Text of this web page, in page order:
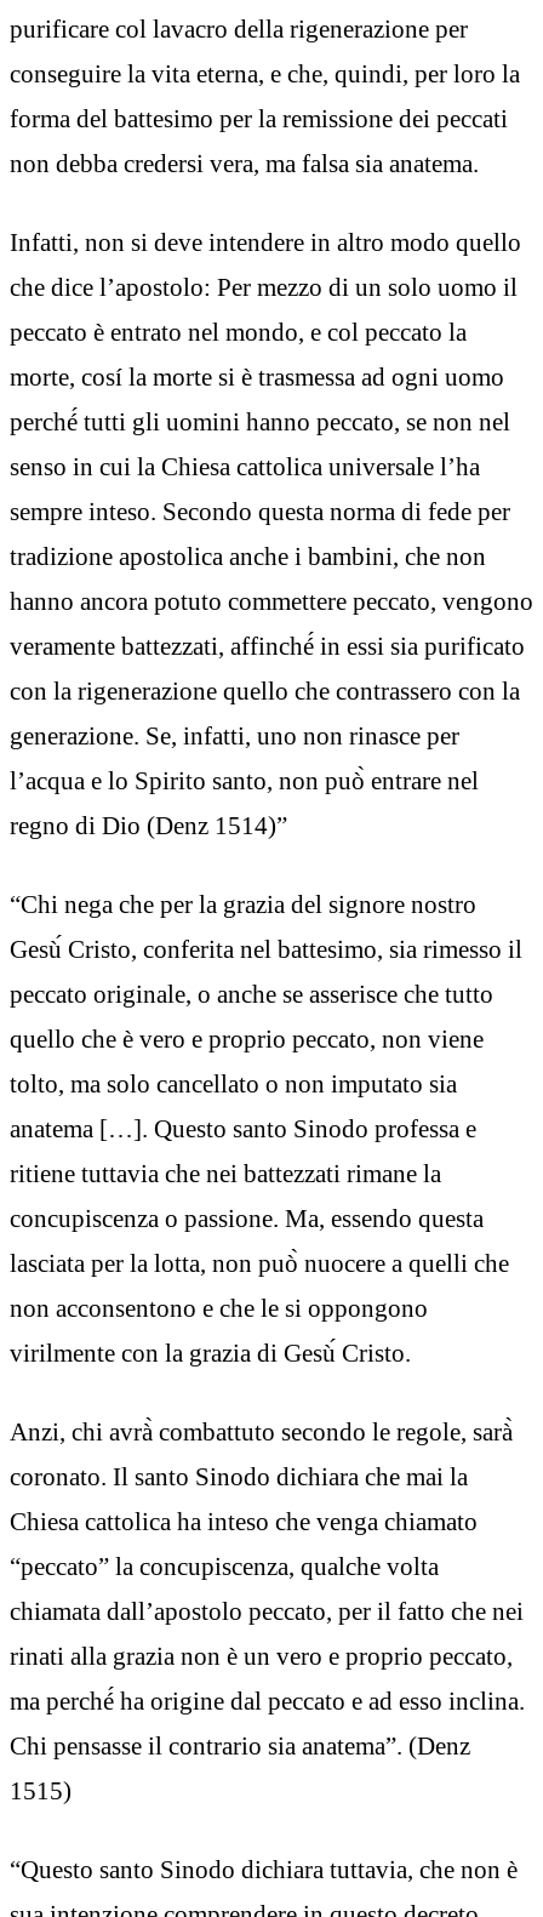
purificare col lavacro della rigenerazione per
conseguire la vita eterna, e che, quindi, per loro la
forma del battesimo per la remissione dei peccati
non debba credersi vera, ma falsa sia anatema.
Infatti, non si deve intendere in altro modo quello
che dice l’apostolo: Per mezzo di un solo uomo il
peccato è entrato nel mondo, e col peccato la
morte, cosí la morte si è trasmessa ad ogni uomo
perché́ tutti gli uomini hanno peccato, se non nel
senso in cui la Chiesa cattolica universale l’ha
sempre inteso. Secondo questa norma di fede per
tradizione apostolica anche i bambini, che non
hanno ancora potuto commettere peccato, vengono
veramente battezzati, affinché́ in essi sia purificato
con la rigenerazione quello che contrassero con la
generazione. Se, infatti, uno non rinasce per
l’acqua e lo Spirito santo, non può̀ entrare nel
regno di Dio (Denz 1514)”
“Chi nega che per la grazia del signore nostro
Gesù́ Cristo, conferita nel battesimo, sia rimesso il
peccato originale, o anche se asserisce che tutto
quello che è vero e proprio peccato, non viene
tolto, ma solo cancellato o non imputato sia
anatema […]. Questo santo Sinodo professa e
ritiene tuttavia che nei battezzati rimane la
concupiscenza o passione. Ma, essendo questa
lasciata per la lotta, non può̀ nuocere a quelli che
non acconsentono e che le si oppongono
virilmente con la grazia di Gesù́ Cristo.
Anzi, chi avrà̀ combattuto secondo le regole, sarà̀
coronato. Il santo Sinodo dichiara che mai la
Chiesa cattolica ha inteso che venga chiamato
“peccato” la concupiscenza, qualche volta
chiamata dall’apostolo peccato, per il fatto che nei
rinati alla grazia non è un vero e proprio peccato,
ma perché́ ha origine dal peccato e ad esso inclina.
Chi pensasse il contrario sia anatema”. (Denz
1515)
“Questo santo Sinodo dichiara tuttavia, che non è